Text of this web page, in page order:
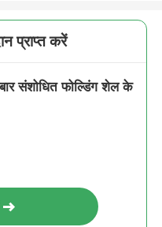
प्राप्त करें
संशोधित फोल्डिंग शेल के